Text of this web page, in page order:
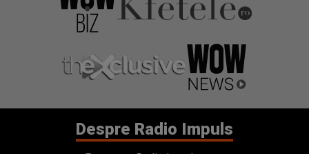
Despre Radio Impuls